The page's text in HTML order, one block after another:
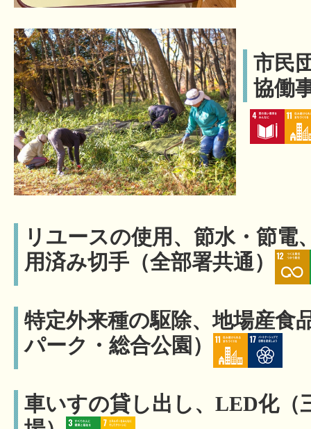
市民
協働
リユースの使用、節水・節電
用済み切手（全部署共通）
特定外来種の駆除、地場産食
パーク・総合公園）
車いすの貸し出し、LED化（